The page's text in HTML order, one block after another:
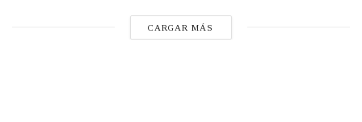
CARGAR MÁS